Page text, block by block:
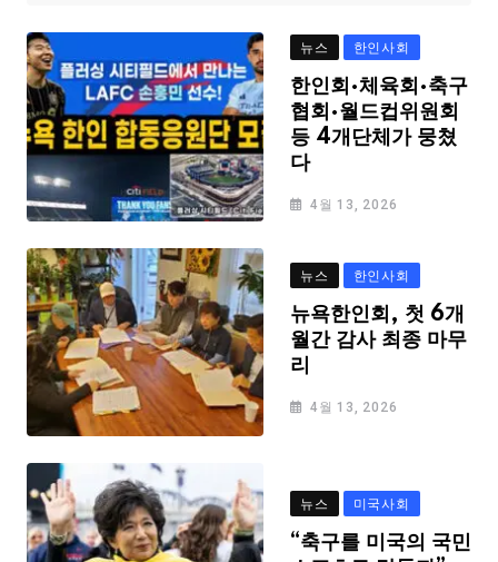
뉴스 한인사회
한인회·체육회·축구
협회·월드컵위원회
등 4개단체가 뭉쳤
다
4월 13, 2026
뉴스 한인사회
뉴욕한인회, 첫 6개
월간 감사 최종 마무
리
4월 13, 2026
뉴스 미국사회
“축구를 미국의 국민